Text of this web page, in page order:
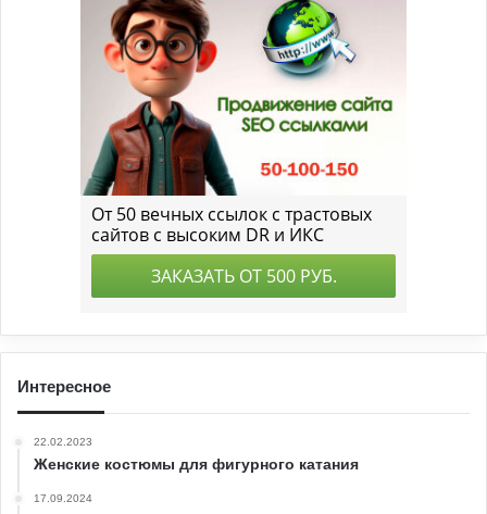
Интересное
22.02.2023
Женские костюмы для фигурного катания
17.09.2024